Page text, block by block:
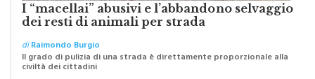
I “macellai” abusivi e l’abbandono selvaggio
dei resti di animali per strada
diRaimondo Burgio
Il grado di pulizia di una strada è direttamente proporzionale alla
civiltà dei cittadini